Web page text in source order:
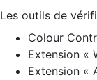
Les outils de
Colour
Extension «
Extension «